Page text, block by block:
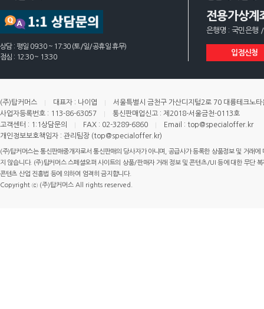
상담 : 평일 09:30 ~ 17:30 (토/일/공휴일 휴무)
점심 : 12:30 ~ 13:30
전용가상계
은행명 : 국민은행
입점신청
(주)탑커머스 대표자 : 나이엽
서울특별시 금천구 가산디지털2로 70 대륭테크노
사업자등록번호 : 113-86-63057
통신판매업신고 : 제2018-서울금천-0113호
고객센터 : 1:1상담문의
FAX : 02-3289-6860
Email : top@specialoffer.kr
개인정보보호책임자 : 관리팀장 (top@specialoffer.kr)
(주)탑커머스는 통신판매중개자로서 통신판매의 당사자가 아니며, 공급사가 등록한 상품정보 및 거래
지 않습니다. (주)탑커머스 스페셜오퍼 사이트의 상품/판매자 거래 정보 및 콘텐츠/UI 등에 대한 무단
콘텐츠 산업 진흥법 등에 의하여 엄격히 금지합니다.
Copyright ⓒ (주)탑커머스 All rights reserved.